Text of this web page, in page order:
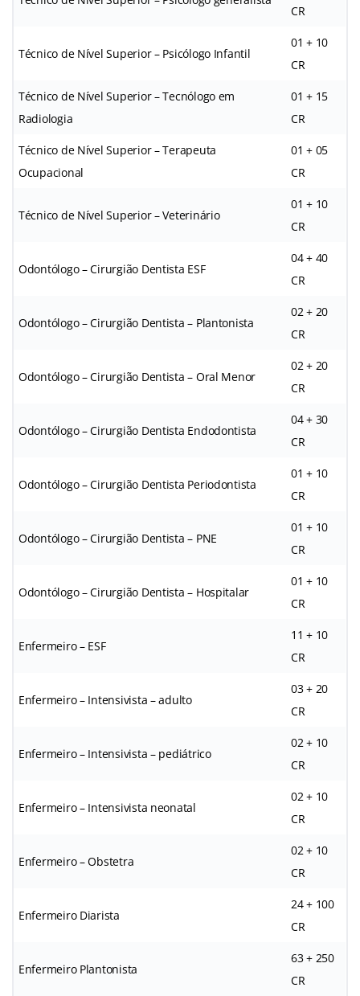
CR
Técnico de Nível Superior – Psicólogo Infantil
01 + 10
CR
Técnico de Nível Superior – Tecnólogo em
Radiologia
01 + 15
CR
Técnico de Nível Superior – Terapeuta
Ocupacional
01 + 05
CR
Técnico de Nível Superior – Veterinário
01 + 10
CR
Odontólogo – Cirurgião Dentista ESF
04 + 40
CR
Odontólogo – Cirurgião Dentista – Plantonista
02 + 20
CR
Odontólogo – Cirurgião Dentista – Oral Menor
02 + 20
CR
Odontólogo – Cirurgião Dentista Endodontista
04 + 30
CR
Odontólogo – Cirurgião Dentista Periodontista
01 + 10
CR
Odontólogo – Cirurgião Dentista – PNE
01 + 10
CR
Odontólogo – Cirurgião Dentista – Hospitalar
01 + 10
CR
Enfermeiro – ESF
11 + 10
CR
Enfermeiro – Intensivista – adulto
03 + 20
CR
Enfermeiro – Intensivista – pediátrico
02 + 10
CR
Enfermeiro – Intensivista neonatal
02 + 10
CR
Enfermeiro – Obstetra
02 + 10
CR
Enfermeiro Diarista
24 + 100
CR
Enfermeiro Plantonista
63 + 250
CR